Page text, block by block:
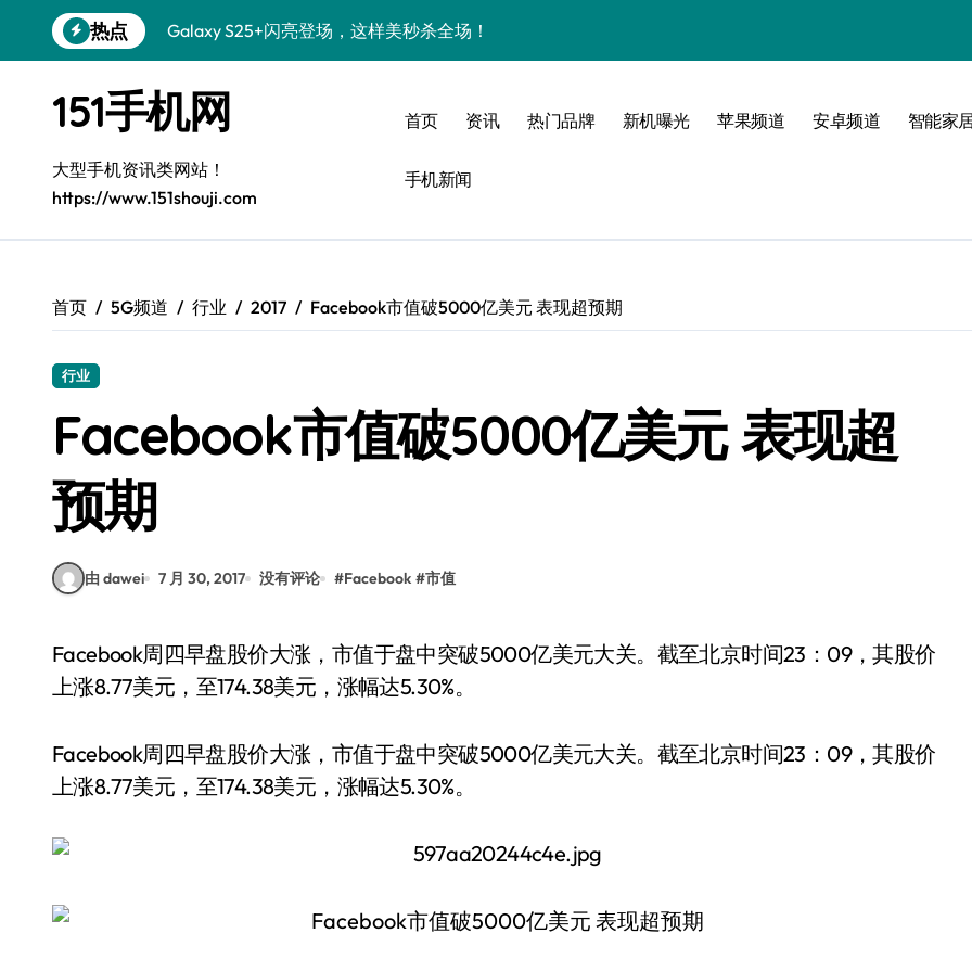
到
热点
Galaxy S25+闪亮登场，这样美秒杀全场！
Galaxy S26+颜值爆升！机皇美颜秘籍大公开
Galaxy A56 5G登场，时尚旗舰新体验！
三星Galaxy S26发布：个性美化全攻略
Galaxy S25美颜密码：秒变个性酷机！
Galaxy C55 5G登场，演绎三星美学新巅峰！
S25 Ultra颜值封神！定制主题潮爆登场
151手机网
大型手机资讯类网站！
https://www.151shouji.com
首页 资讯 热门品牌 新机曝光 苹果频道 安卓频道 智能家
手机新闻
首页 5G频道 行业 2017 Facebook市值破5000亿美元 表现超预期
行业
Facebook市值破5000亿美元 表现超
预期
由 dawei 7 月 30, 2017 没有评论 #Facebook #市值
Facebook周四早盘股价大涨，市值于盘中突破5000亿美元大关。截至北京时间23：09，其股价
上涨8.77美元，至174.38美元，涨幅达5.30%。
Facebook周四早盘股价大涨，市值于盘中突破5000亿美元大关。截至北京时间23：09，其股价
上涨8.77美元，至174.38美元，涨幅达5.30%。